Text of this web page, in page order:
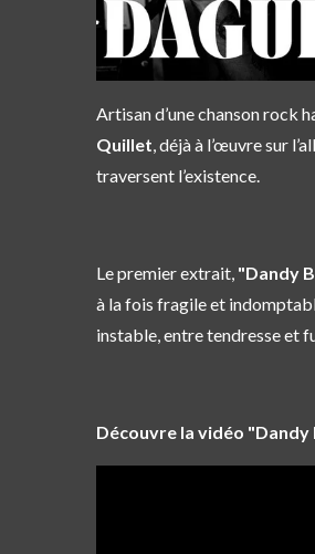
Artisan d’une chanson rock
Quillet, déjà à l’œuvre sur
traversent l’existence.
Le premier extrait, "Dandy
à la fois fragile et
instable, entre tendresse et
Découvre la vidéo "Dandy